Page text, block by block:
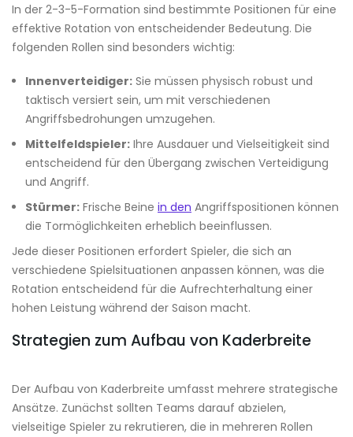
In der 2-3-5-Formation sind bestimmte Positionen für eine
effektive Rotation von entscheidender Bedeutung. Die
folgenden Rollen sind besonders wichtig:
Innenverteidiger: Sie müssen physisch robust und
taktisch versiert sein, um mit verschiedenen
Angriffsbedrohungen umzugehen.
Mittelfeldspieler: Ihre Ausdauer und Vielseitigkeit sind
entscheidend für den Übergang zwischen Verteidigung
und Angriff.
Stürmer: Frische Beine in den Angriffspositionen können
die Tormöglichkeiten erheblich beeinflussen.
Jede dieser Positionen erfordert Spieler, die sich an
verschiedene Spielsituationen anpassen können, was die
Rotation entscheidend für die Aufrechterhaltung einer
hohen Leistung während der Saison macht.
Strategien zum Aufbau von Kaderbreite
Der Aufbau von Kaderbreite umfasst mehrere strategische
Ansätze. Zunächst sollten Teams darauf abzielen,
vielseitige Spieler zu rekrutieren, die in mehreren Rollen